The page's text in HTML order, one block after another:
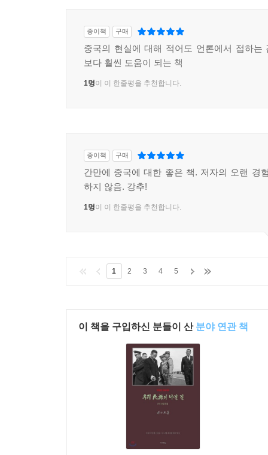
늙은 국가가 되었고, 2020~2021년 즈음 이미 실
일본보다 훨씬 더 심각한 상황인 이유는, 중국
유행하는 말처럼, ‘일본이 늙기 전에 부자가 되었
그뿐만이 아니다. 중국의 부채 문제와 반도체
공산당의 통제 약화를 의미하며, 시진핑 정권은 그
시진핑은 중국경제의 체질을 개선하는 대신 자
극명하게 보여주었으며, 반도체 산업의 특유의
시진핑을 향할 수밖에 없다.
“냉철한 실리주의, 유연한 포지셔닝이 중요하다”
『차이나 쇼크, 한국의 선택』은 책의 1~3부에
그렇다면 이제 대한민국의 대응 전략을 고민해
귀환’을 어떻게 대응하고 극복해 나갈 수 있을
내용은, 우리가 중국이라는 지정학적 리스크를 ‘
의존한다’는 단순한 논리가 통용되는 시대는 끝난
저자는 탈냉전이 끝난 뒤 한국이 앞으로 점점
종이책 구매
중국의 현실에 대해 적어도 언론에서 접하는
보다 훨씬 도움이 되는 책
1명이 이 한줄평을 추천합니다.
종이책 구매
간만에 중국에 대한 좋은 책. 저자의 오랜 경
하지 않음. 강추!
1명이 이 한줄평을 추천합니다.
1 2 3 4 5
이 책을 구입하신 분들이 산 분야 연관 책